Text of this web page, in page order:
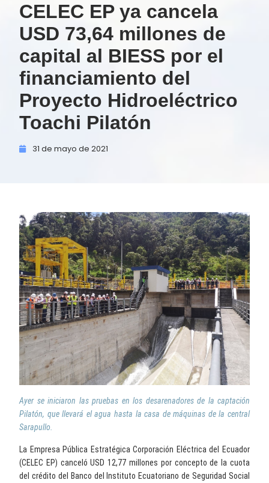
CELEC EP ya cancela
USD 73,64 millones de
capital al BIESS por el
financiamiento del
Proyecto Hidroeléctrico
Toachi Pilatón
31 de mayo de 2021
Ayer se iniciaron las pruebas en los desarenadores de la captación
Pilatón, que llevará el agua hasta la casa de máquinas de la central
Sarapullo.
La Empresa Pública Estratégica Corporación Eléctrica del Ecuador
(CELEC EP) canceló USD 12,77 millones por concepto de la cuota
del crédito del Banco del Instituto Ecuatoriano de Seguridad Social